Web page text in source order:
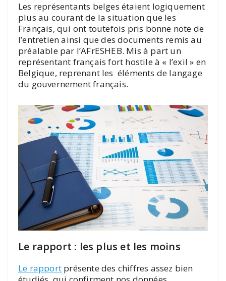
Les représentants belges étaient logiquement
plus au courant de la situation que les
Français, qui ont toutefois pris bonne note de
l’entretien ainsi que des documents remis au
préalable par l’AFrESHEB. Mis à part un
représentant français fort hostile à « l’exil » en
Belgique, reprenant les éléments de langage
du gouvernement français.
Le rapport : les plus et les moins
Le rapport présente des chiffres assez bien